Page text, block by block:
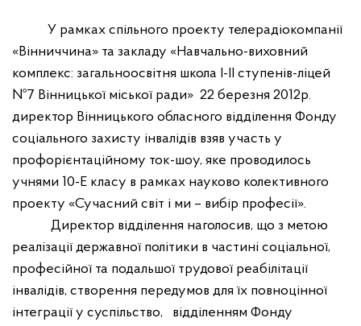
У рамках спільного проекту телерадіокомпанії
«Вінниччина» та закладу «Навчально-виховний
комплекс: загальноосвітня школа І-ІІ ступенів-ліцей
№7 Вінницької міської ради» 22 березня 2012р.
директор Вінницького обласного відділення Фонду
соціального захисту інвалідів взяв участь у
профорієнтаційному ток-шоу, яке проводилось
учнями 10-Е класу в рамках науково колективного
проекту «Сучасний світ і ми – вибір професії».
Директор відділення наголосив, що з метою
реалізації державної політики в частині соціальної,
професійної та подальшої трудової реабілітації
інвалідів, створення передумов для їх повноцінної
інтеграції у суспільство,
відділенням Фонду